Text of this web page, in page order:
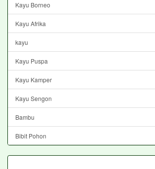
Kayu Borneo
Kayu Afrika
kayu
Kayu Puspa
Kayu Kamper
Kayu Sengon
Bambu
Bibit Pohon